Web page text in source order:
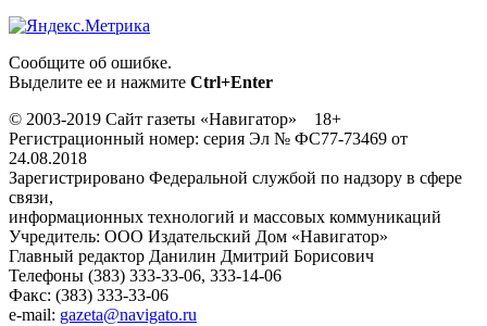
Сообщите об ошибке.
Выделите ее и нажмите Ctrl+Enter
© 2003-2019 Сайт газеты «Навигатор» 18+
Регистрационный номер: серия Эл № ФС77-73469 от
24.08.2018
Зарегистрировано Федеральной службой по надзору в сфере
связи,
информационных технологий и массовых коммуникаций
Учредитель: ООО Издательский Дом «Навигатор»
Главный редактор Данилин Дмитрий Борисович
Телефоны (383) 333-33-06, 333-14-06
Факс: (383) 333-33-06
e-mail: gazeta@navigato.ru